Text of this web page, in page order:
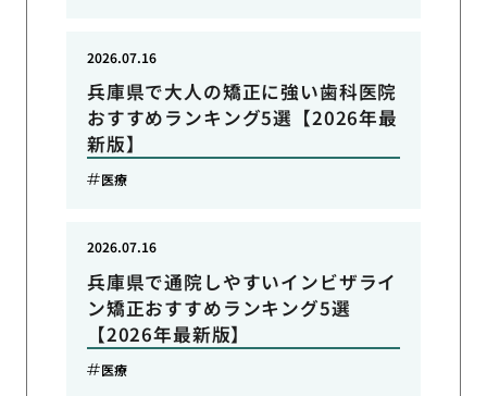
兵庫県で大人の矯正に強い歯科医院
おすすめランキング5選【2026年最
新版】
2026.07.16
医療
兵庫県で通院しやすいインビザライ
ン矯正おすすめランキング5選
【2026年最新版】
2026.07.16
医療